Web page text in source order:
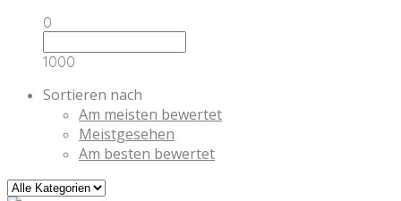
0
1000
Sortieren nach
Am meisten bewertet
Meistgesehen
Am besten bewertet